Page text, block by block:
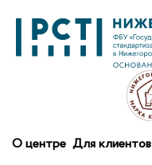
О центре Для клиентов